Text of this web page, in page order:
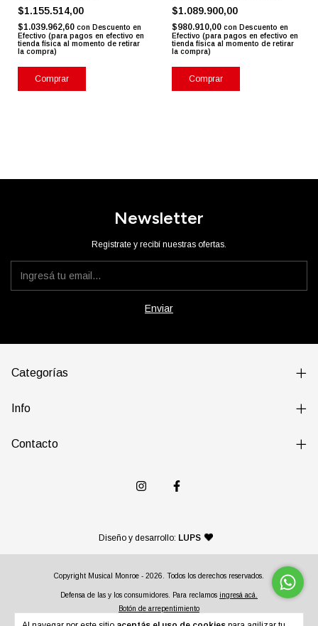
$1.155.514,00
$1.039.962,60 con Descuento en
Efectivo (para pagos en efectivo en
tienda física al momento de retirar
la compra)
$1.089.900,00
$980.910,00 con Descuento en
Efectivo (para pagos en efectivo en
tienda física al momento de retirar
la compra)
Newsletter
Registrate y recibí nuestras ofertas.
Categorías
Info
Contacto
Diseño y desarrollo: LUPS — agencia de diseño y
Copyright Musical Monroe - 2026. Todos los derechos reservados.
Defensa de las y los consumidores. Para reclamos ingresá acá.
Botón de arrepentimiento